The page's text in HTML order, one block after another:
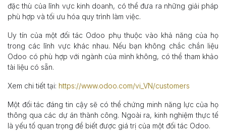
đặc thù của lĩnh vực kinh doanh, có thể đưa ra những giải pháp
phù hợp và tối ưu hóa quy trình làm việc.
Uy tín của một đối tác Odoo phụ thuộc vào khả năng của họ
trong các lĩnh vực khác nhau. Nếu bạn không chắc chắn liệu
Odoo có phù hợp với ngành của mình không, có thể tham khảo
tài liệu có sẵn.
Xem chi tiết tại: https://www.odoo.com/vi_VN/customers
Một đối tác đáng tin cậy sẽ có thể chứng minh năng lực của họ
thông qua các dự án thành công. Ngoài ra, kinh nghiệm thực tế
là yếu tố quan trọng để biết được giá trị của một đối tác Odoo.